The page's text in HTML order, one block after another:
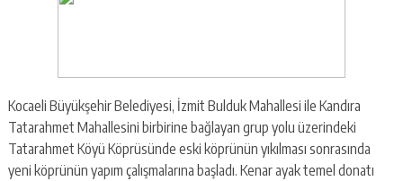
Kocaeli Büyükşehir Belediyesi, İzmit Bulduk Mahallesi ile Kandıra
Tatarahmet Mahallesini birbirine bağlayan grup yolu üzerindeki
Tatarahmet Köyü Köprüsünde eski köprünün yıkılması sonrasında
yeni köprünün yapım çalışmalarına başladı. Kenar ayak temel donatı